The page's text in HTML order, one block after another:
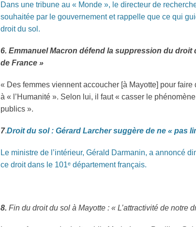
Dans une tribune au « Monde », le directeur de
souhaitée par le gouvernement et rappelle que ce qui
droit du sol.
6. Emmanuel Macron défend la suppression du droit
de France »
« Des femmes viennent accoucher [à Mayotte] pour
à « l’Humanité ». Selon lui, il faut « casser le
publics ».
7.Droit du sol : Gérard Larcher suggère de ne « pas
Le ministre de l’intérieur, Gérald Darmanin, a annoncé
ce droit dans le 101ᵉ département français.
8. Fin du droit du sol à Mayotte : « L’attractivité de